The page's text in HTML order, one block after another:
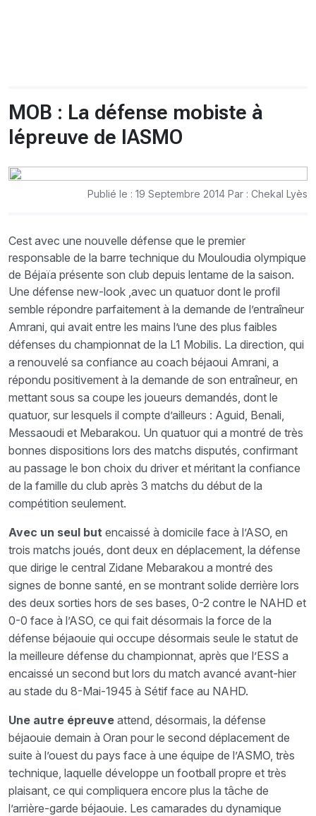
MOB : La défense mobiste à
lépreuve de lASMO
Publié le : 19 Septembre 2014 Par : Chekal Lyès
Cest avec une nouvelle défense que le premier
responsable de la barre technique du Mouloudia olympique
de Béjaïa présente son club depuis lentame de la saison.
Une défense new-look ,avec un quatuor dont le profil
semble répondre parfaitement à la demande de l’entraîneur
Amrani, qui avait entre les mains l’une des plus faibles
défenses du championnat de la L1 Mobilis. La direction, qui
a renouvelé sa confiance au coach béjaoui Amrani, a
répondu positivement à la demande de son entraîneur, en
mettant sous sa coupe les joueurs demandés, dont le
quatuor, sur lesquels il compte d’ailleurs : Aguid, Benali,
Messaoudi et Mebarakou. Un quatuor qui a montré de très
bonnes dispositions lors des matchs disputés, confirmant
au passage le bon choix du driver et méritant la confiance
de la famille du club après 3 matchs du début de la
compétition seulement.
Avec un seul but encaissé à domicile face à l’ASO, en
trois matchs joués, dont deux en déplacement, la défense
que dirige le central Zidane Mebarakou a montré des
signes de bonne santé, en se montrant solide derrière lors
des deux sorties hors de ses bases, 0-2 contre le NAHD et
0-0 face à l’ASO, ce qui fait désormais la force de la
défense béjaouie qui occupe désormais seule le statut de
la meilleure défense du championnat, après que l’ESS a
encaissé un second but lors du match avancé avant-hier
au stade du 8-Mai-1945 à Sétif face au NAHD.
Une autre épreuve attend, désormais, la défense
béjaouie demain à Oran pour le second déplacement de
suite à l’ouest du pays face à une équipe de l’ASMO, très
technique, laquelle développe un football propre et très
plaisant, ce qui compliquera encore plus la tâche de
l’arrière-garde béjaouie. Les camarades du dynamique